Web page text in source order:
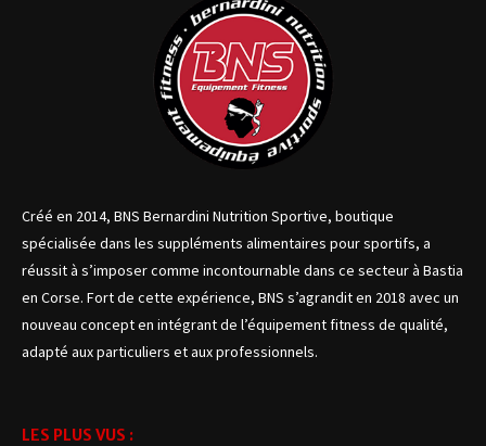
Créé en 2014, BNS Bernardini Nutrition Sportive, boutique
spécialisée dans les suppléments alimentaires pour sportifs, a
réussit à s’imposer comme incontournable dans ce secteur à Bastia
en Corse. Fort de cette expérience, BNS s’agrandit en 2018 avec un
nouveau concept en intégrant de l’équipement fitness de qualité,
adapté aux particuliers et aux professionnels.
LES PLUS VUS :